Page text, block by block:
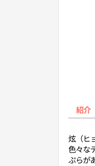
紹介
炫（ヒ
色々な
ぷらが